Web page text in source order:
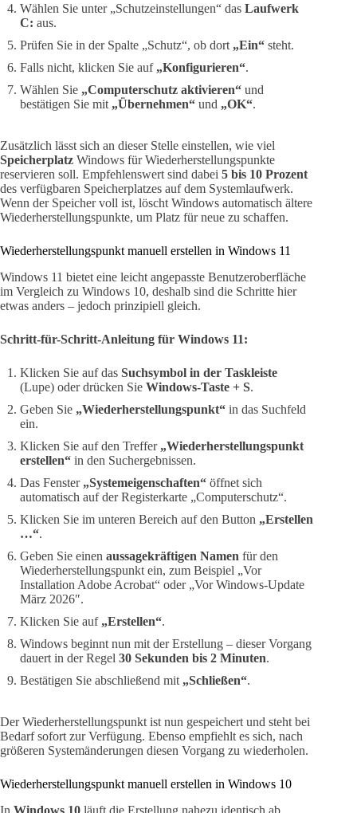
Wählen Sie unter „Schutzeinstellungen“ das Laufwerk
C: aus.
Prüfen Sie in der Spalte „Schutz“, ob dort „Ein“ steht.
Falls nicht, klicken Sie auf „Konfigurieren“.
Wählen Sie „Computerschutz aktivieren“ und
bestätigen Sie mit „Übernehmen“ und „OK“.
Zusätzlich lässt sich an dieser Stelle einstellen, wie viel
Speicherplatz Windows für Wiederherstellungspunkte
reservieren soll. Empfehlenswert sind dabei 5 bis 10 Prozent
des verfügbaren Speicherplatzes auf dem Systemlaufwerk.
Wenn der Speicher voll ist, löscht Windows automatisch ältere
Wiederherstellungspunkte, um Platz für neue zu schaffen.
Wiederherstellungspunkt manuell erstellen in Windows 11
Windows 11 bietet eine leicht angepasste Benutzeroberfläche
im Vergleich zu Windows 10, deshalb sind die Schritte hier
etwas anders – jedoch prinzipiell gleich.
Schritt-für-Schritt-Anleitung für Windows 11:
Klicken Sie auf das Suchsymbol in der Taskleiste
(Lupe) oder drücken Sie Windows-Taste + S.
Geben Sie „Wiederherstellungspunkt“ in das Suchfeld
ein.
Klicken Sie auf den Treffer „Wiederherstellungspunkt
erstellen“ in den Suchergebnissen.
Das Fenster „Systemeigenschaften“ öffnet sich
automatisch auf der Registerkarte „Computerschutz“.
Klicken Sie im unteren Bereich auf den Button „Erstellen
…“.
Geben Sie einen aussagekräftigen Namen für den
Wiederherstellungspunkt ein, zum Beispiel „Vor
Installation Adobe Acrobat“ oder „Vor Windows-Update
März 2026″.
Klicken Sie auf „Erstellen“.
Windows beginnt nun mit der Erstellung – dieser Vorgang
dauert in der Regel 30 Sekunden bis 2 Minuten.
Bestätigen Sie abschließend mit „Schließen“.
Der Wiederherstellungspunkt ist nun gespeichert und steht bei
Bedarf sofort zur Verfügung. Ebenso empfiehlt es sich, nach
größeren Systemänderungen diesen Vorgang zu wiederholen.
Wiederherstellungspunkt manuell erstellen in Windows 10
In Windows 10 läuft die Erstellung nahezu identisch ab.